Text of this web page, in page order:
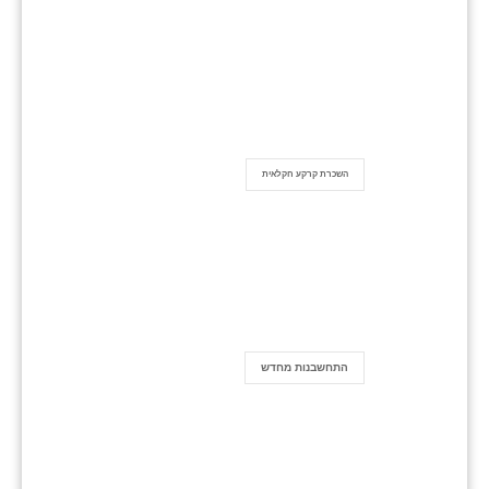
השכרת קרקע חקלאית
התחשבנות מחדש